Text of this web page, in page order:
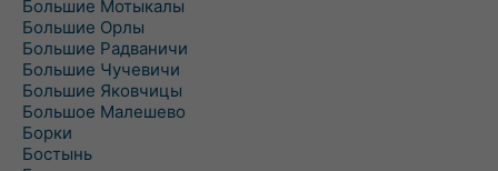
Большие Мотыкалы
Большие Орлы
Большие Радваничи
Большие Чучевичи
Большие Яковчицы
Большое Малешево
Борки
Бостынь